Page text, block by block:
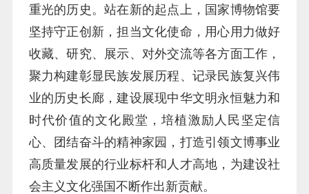
重光的历史。站在新的起点上，国家博物馆要
坚持守正创新，担当文化使命，用心用力做好
收藏、研究、展示、对外交流等各方面工作，
聚力构建彰显民族发展历程、记录民族复兴伟
业的历史长廊，建设展现中华文明永恒魅力和
时代价值的文化殿堂，培植激励人民坚定信
心、团结奋斗的精神家园，打造引领文博事业
高质量发展的行业标杆和人才高地，为建设社
会主义文化强国不断作出新贡献。